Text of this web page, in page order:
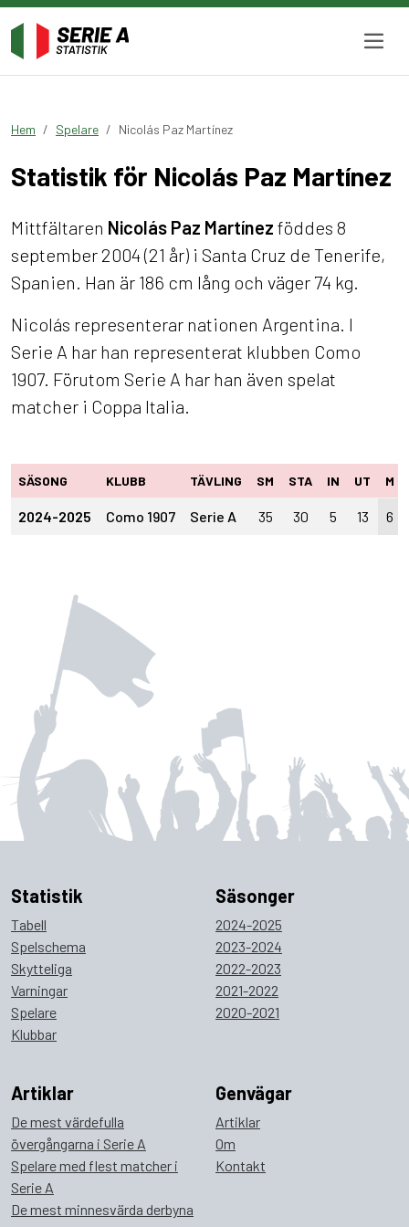
Hem Spelare Nicolás Paz Martínez
Statistik för Nicolás Paz Martínez
Mittfältaren Nicolás Paz Martínez föddes 8
september 2004 (21 år) i Santa Cruz de Tenerife,
Spanien. Han är 186 cm lång och väger 74 kg.
Nicolás representerar nationen Argentina. I
Serie A har han representerat klubben Como
1907. Förutom Serie A har han även spelat
matcher i Coppa Italia.
SÄSONG KLUBB TÄVLING SM STA IN UT M
2024-2025 Como 1907 Serie A 35 30 5 13 6
Statistik
Tabell
Spelschema
Skytteliga
Varningar
Spelare
Klubbar
Säsonger
2024-2025
2023-2024
2022-2023
2021-2022
2020-2021
Artiklar
De mest värdefulla
övergångarna i Serie A
Spelare med flest matcher i
Serie A
De mest minnesvärda derbyna
Genvägar
Artiklar
Om
Kontakt